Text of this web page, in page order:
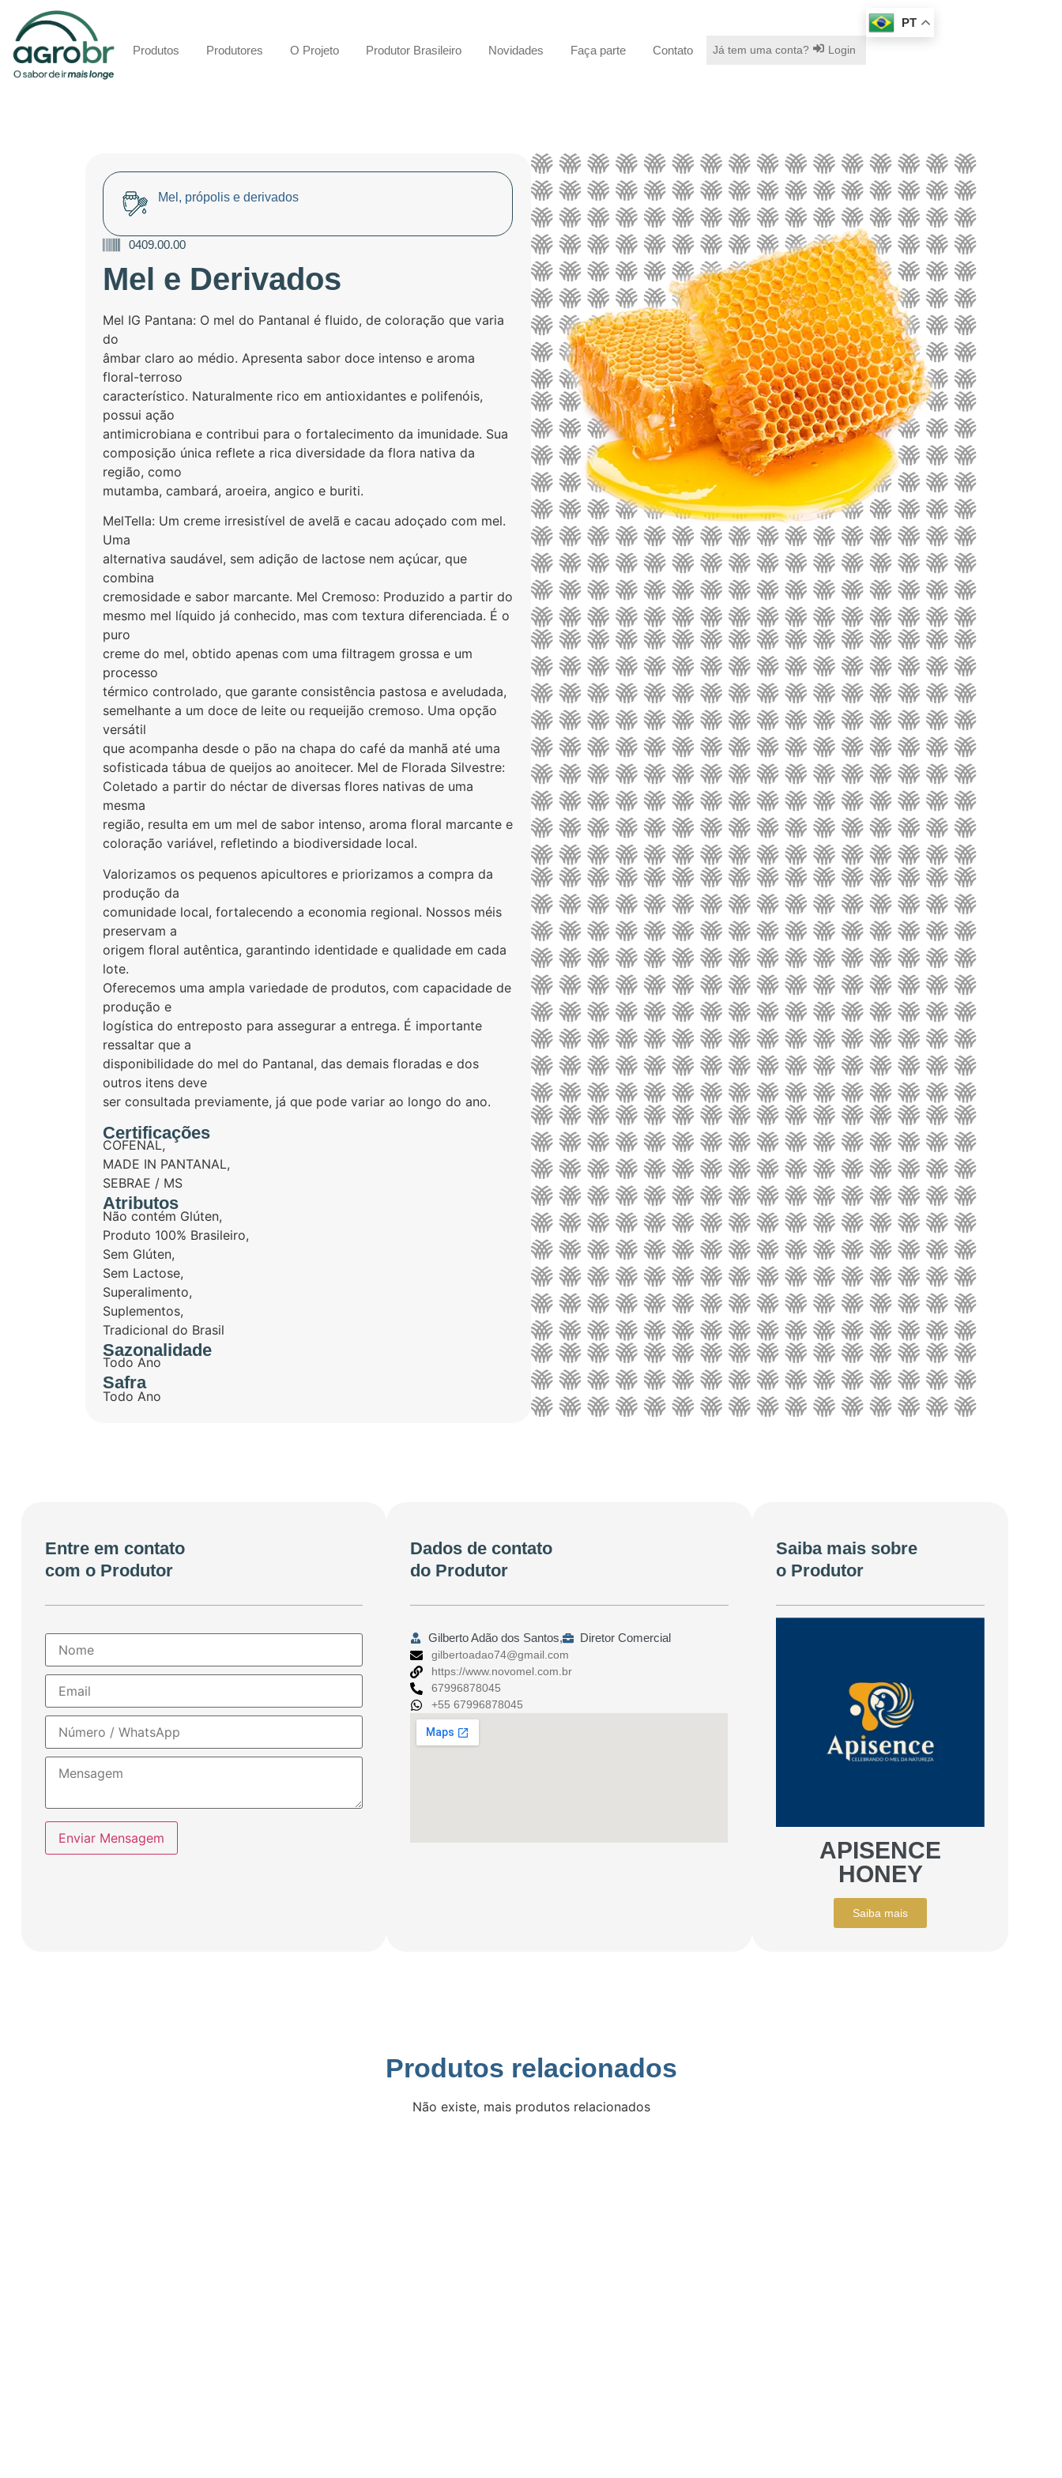
Produtos Produtores O Projeto Produtor Brasileiro Novidades Faça parte Contato Já tem uma conta? Login
PT
Mel, própolis e derivados
0409.00.00
Mel e Derivados
Mel IG Pantana: O mel do Pantanal é fluido, de coloração que varia
do
âmbar claro ao médio. Apresenta sabor doce intenso e aroma
floral-terroso
característico. Naturalmente rico em antioxidantes e polifenóis,
possui ação
antimicrobiana e contribui para o fortalecimento da imunidade. Sua
composição única reflete a rica diversidade da flora nativa da
região, como
mutamba, cambará, aroeira, angico e buriti.
MelTella: Um creme irresistível de avelã e cacau adoçado com mel.
Uma
alternativa saudável, sem adição de lactose nem açúcar, que
combina
cremosidade e sabor marcante. Mel Cremoso: Produzido a partir do
mesmo mel líquido já conhecido, mas com textura diferenciada. É o
puro
creme do mel, obtido apenas com uma filtragem grossa e um
processo
térmico controlado, que garante consistência pastosa e aveludada,
semelhante a um doce de leite ou requeijão cremoso. Uma opção
versátil
que acompanha desde o pão na chapa do café da manhã até uma
sofisticada tábua de queijos ao anoitecer. Mel de Florada Silvestre:
Coletado a partir do néctar de diversas flores nativas de uma
mesma
região, resulta em um mel de sabor intenso, aroma floral marcante e
coloração variável, refletindo a biodiversidade local.
Valorizamos os pequenos apicultores e priorizamos a compra da
produção da
comunidade local, fortalecendo a economia regional. Nossos méis
preservam a
origem floral autêntica, garantindo identidade e qualidade em cada
lote.
Oferecemos uma ampla variedade de produtos, com capacidade de
produção e
logística do entreposto para assegurar a entrega. É importante
ressaltar que a
disponibilidade do mel do Pantanal, das demais floradas e dos
outros itens deve
ser consultada previamente, já que pode variar ao longo do ano.
Certificações
COFENAL,
MADE IN PANTANAL,
SEBRAE / MS
Atributos
Não contém Glúten,
Produto 100% Brasileiro,
Sem Glúten,
Sem Lactose,
Superalimento,
Suplementos,
Tradicional do Brasil
Sazonalidade
Todo Ano
Safra
Todo Ano
Entre em contato
com o Produtor
Enviar Mensagem
Dados de contato
do Produtor
Gilberto Adão dos Santos, Diretor Comercial
gilbertoadao74@gmail.com
https://www.novomel.com.br
67996878045
+55 67996878045
Saiba mais sobre
o Produtor
APISENCE
HONEY
Saiba mais
Produtos relacionados
Não existe, mais produtos relacionados